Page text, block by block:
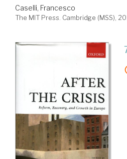
Caselli, Francesco
The MIT Press. Cambridge (MSS),